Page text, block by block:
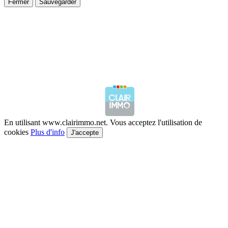
Fermer Sauvegarder
En utilisant www.clairimmo.net. Vous acceptez l'utilisation de
cookies Plus d'info J'accepte